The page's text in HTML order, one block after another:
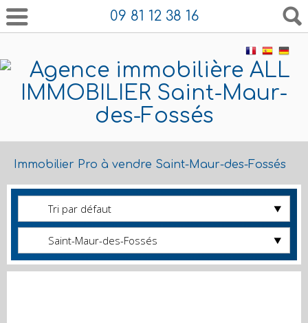
09 81 12 38 16
Immobilier Pro à vendre Saint-Maur-des-Fossés
Tri par défaut
Saint-Maur-des-Fossés